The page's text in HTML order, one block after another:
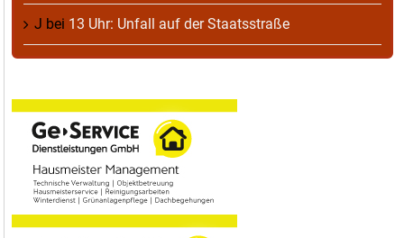
J bei 13 Uhr: Unfall auf der Staatsstraße